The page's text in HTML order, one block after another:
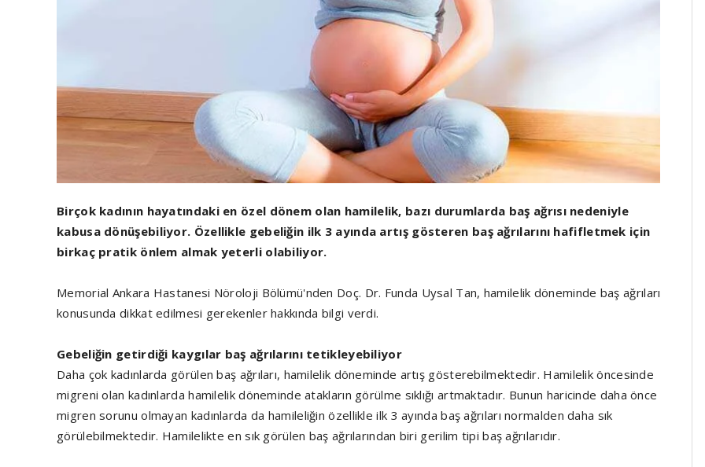
Birçok kadının hayatındaki en özel dönem olan hamilelik, bazı durumlarda baş ağrısı nedeniyle
kabusa dönüşebiliyor. Özellikle gebeliğin ilk 3 ayında artış gösteren baş ağrılarını hafifletmek için
birkaç pratik önlem almak yeterli olabiliyor.
Memorial Ankara Hastanesi Nöroloji Bölümü'nden Doç. Dr. Funda Uysal Tan, hamilelik döneminde baş ağrıları
konusunda dikkat edilmesi gerekenler hakkında bilgi verdi.
Gebeliğin getirdiği kaygılar baş ağrılarını tetikleyebiliyor
Daha çok kadınlarda görülen baş ağrıları, hamilelik döneminde artış gösterebilmektedir. Hamilelik öncesinde
migreni olan kadınlarda hamilelik döneminde atakların görülme sıklığı artmaktadır. Bunun haricinde daha önce
migren sorunu olmayan kadınlarda da hamileliğin özellikle ilk 3 ayında baş ağrıları normalden daha sık
görülebilmektedir. Hamilelikte en sık görülen baş ağrılarından biri gerilim tipi baş ağrılarıdır.